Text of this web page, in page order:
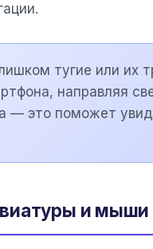
тугие или их
направляя
— это поможет
и мыши